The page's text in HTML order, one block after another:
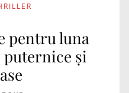
pentru luna
și